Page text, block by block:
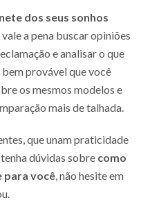
dos seus sonhos
a pena buscar opiniões
e analisar o que
provável que você
os mesmos modelos e
mais de talhada.
que unam praticidade
dúvidas sobre como
para você, não hesite em